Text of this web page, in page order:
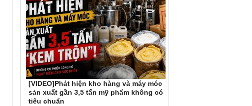
[VIDEO]Phát hiện kho hàng và máy móc
sản xuất gần 3,5 tấn mỹ phẩm không có
tiêu chuẩn